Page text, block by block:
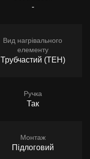
-
Вид нагрівального
елементу
Трубчастий (ТЕН)
Ручка
Так
Монтаж
Підлоговий